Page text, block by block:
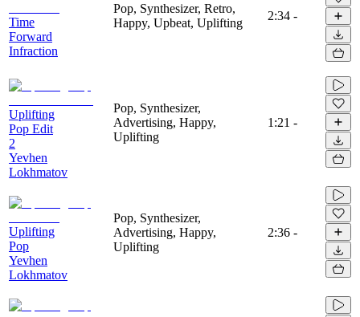
Time
Forward
Infraction
Pop, Synthesizer, Retro,
Happy, Upbeat, Uplifting
2:34 -
Uplifting
Pop Edit
2
Yevhen
Lokhmatov
Pop, Synthesizer,
Advertising, Happy,
Uplifting
1:21 -
Uplifting
Pop
Yevhen
Lokhmatov
Pop, Synthesizer,
Advertising, Happy,
Uplifting
2:36 -